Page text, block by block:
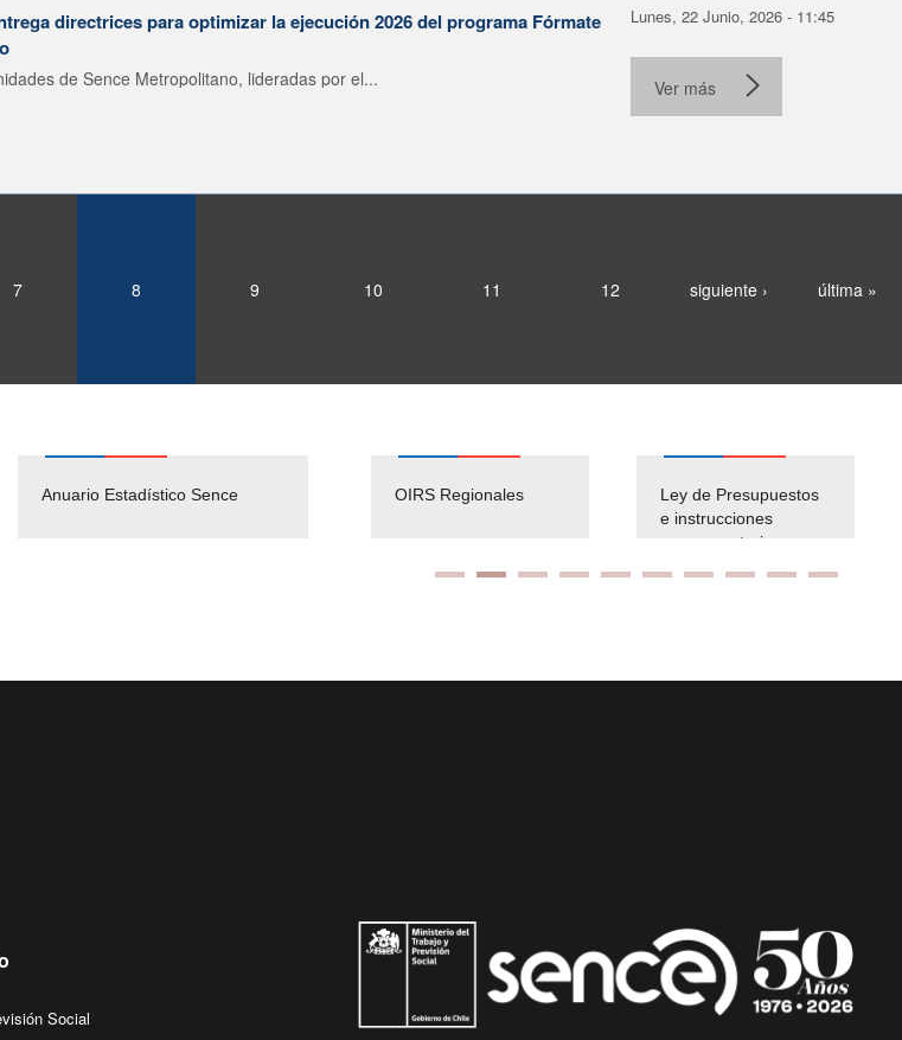
directrices para optimizar la ejecución 2026 del programa Fórmate
de Sence Metropolitano, lideradas por el...
Lunes, 22 Junio, 2026 - 11:45
Ver más
7 8 9 10 11 12 siguiente › última »
Anuario Estadístico Sence
Solicitud Audiencias y
OIRS Regionales
Ley de Presupuestos
e instrucciones
presuspuetarias
Social